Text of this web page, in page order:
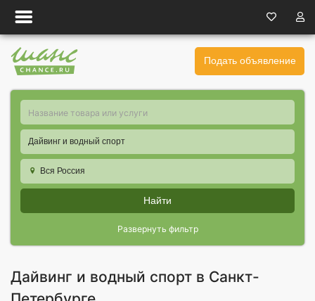
Подать объявление
Дайвинг и водный спорт
Вся Россия
Найти
Развернуть фильтр
Дайвинг и водный спорт в Санкт-